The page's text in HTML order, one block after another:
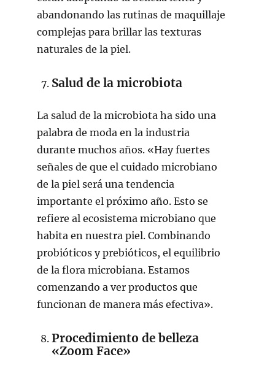
abandonando las rutinas de maquillaje
complejas para brillar las texturas
naturales de la piel.
Salud de la microbiota
La salud de la microbiota ha sido una
palabra de moda en la industria
durante muchos años. «Hay fuertes
señales de que el cuidado microbiano
de la piel será una tendencia
importante el próximo año. Esto se
refiere al ecosistema microbiano que
habita en nuestra piel. Combinando
probióticos y prebióticos, el equilibrio
de la flora microbiana. Estamos
comenzando a ver productos que
funcionan de manera más efectiva».
Procedimiento de belleza
«Zoom Face»